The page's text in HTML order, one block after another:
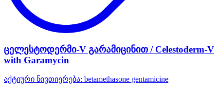
ცელესტოდერმი-V გარამიცინით / Celestoderm-V
with Garamycin
აქტიური ნივთიერება: betamethasone gentamicine